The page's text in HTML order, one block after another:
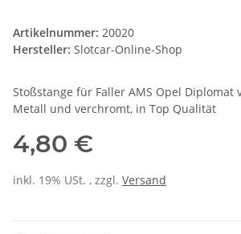
Artikelnummer: 20020
Hersteller: Slotcar-Online-Shop
Stoßstange für Faller AMS Opel Diplomat
Metall und verchromt, in Top Qualität
4,80 €
inkl. 19% USt. , zzgl. Versand